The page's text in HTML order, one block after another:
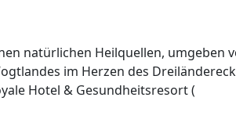
natürlichen Heilquellen, umgeben
im Herzen des
Hotel & Gesundheitsresort (